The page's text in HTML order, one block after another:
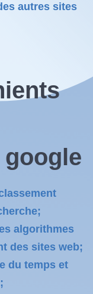
autres sites
algorithmes
des sites web;
du temps et